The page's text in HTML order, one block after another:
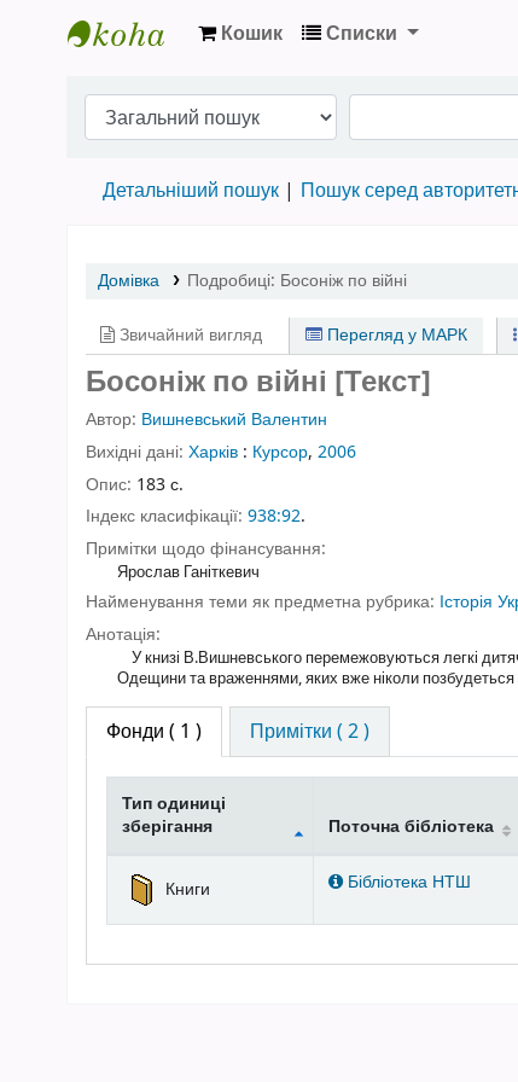
Кошик Списки
Детальніший пошук Пошук серед
Домівка Подробиці: Босоніж по війні
Звичайний вигляд Перегляд у МАРК
Босоніж по війні [Текст]
Автор: Вишневський Валентин
Вихідні дані: Харків : Курсор, 2006
Опис: 183 с.
Індекс класифікації: 938:92.
Примітки щодо фінансування:
Ярослав Ганіткевич
Найменування теми як предметна рубрика: Історія
Анотація:
У книзі В.Вишневського перемежовуються легкі
Одещини та враженнями, яких вже ніколи
Фонди ( 1 ) Примітки ( 2 )
Тип одиниці
зберігання
Поточна бібліотека
Книги Бібліотека НТШ